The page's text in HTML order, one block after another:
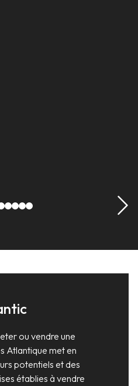
ou vendre une
Atlantique met en
potentiels et des
établies à vendre